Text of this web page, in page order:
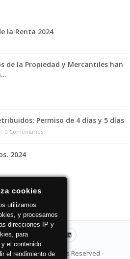
la Renta 2024
de la Propiedad y Mercantiles han
Permiso de 4 días y 5 días
0 Comentarios
2024
- All Rights Reserved -
cookies
utilizamos
y procesamos
direcciones IP y
para
el contenido
el rendimiento de